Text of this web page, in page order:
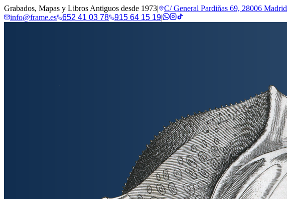
Grabados, Mapas y Libros Antiguos desde 1973|
C/ General Pardiñas 69, 28006 Madrid
info@frame.es
652 41 03 78 915 64 15 19|